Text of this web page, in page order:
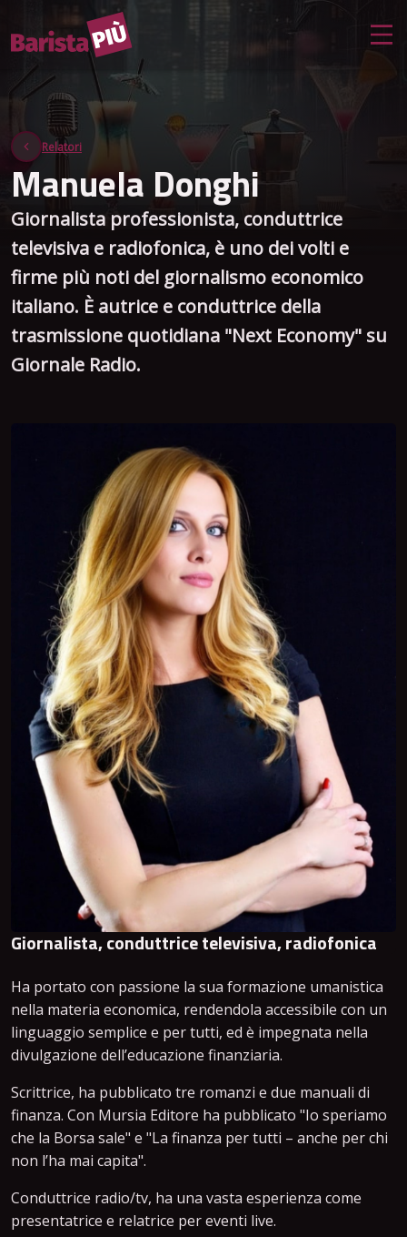
Relatori
Manuela Donghi
Giornalista professionista, conduttrice
televisiva e radiofonica, è uno dei volti e
firme più noti del giornalismo economico
italiano. È autrice e conduttrice della
trasmissione quotidiana "Next Economy" su
Giornale Radio.
Giornalista, conduttrice televisiva, radiofonica
Ha portato con passione la sua formazione umanistica
nella materia economica, rendendola accessibile con un
linguaggio semplice e per tutti, ed è impegnata nella
divulgazione dell’educazione finanziaria.
Scrittrice, ha pubblicato tre romanzi e due manuali di
finanza. Con Mursia Editore ha pubblicato "Io speriamo
che la Borsa sale" e "La finanza per tutti – anche per chi
non l’ha mai capita".
Conduttrice radio/tv, ha una vasta esperienza come
presentatrice e relatrice per eventi live.